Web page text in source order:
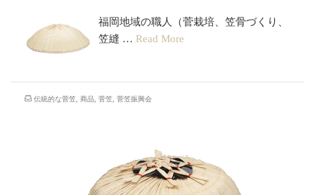
福岡地域の職人（菅栽培、笠骨づくり、
笠縫 … Read More
伝統的な菅笠 商品 菅笠 菅笠振興会